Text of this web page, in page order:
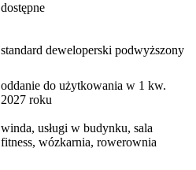
dostępne
standard deweloperski podwyższony
oddanie do użytkowania w 1 kw.
2027 roku
winda, usługi w budynku, sala
fitness, wózkarnia, rowerownia